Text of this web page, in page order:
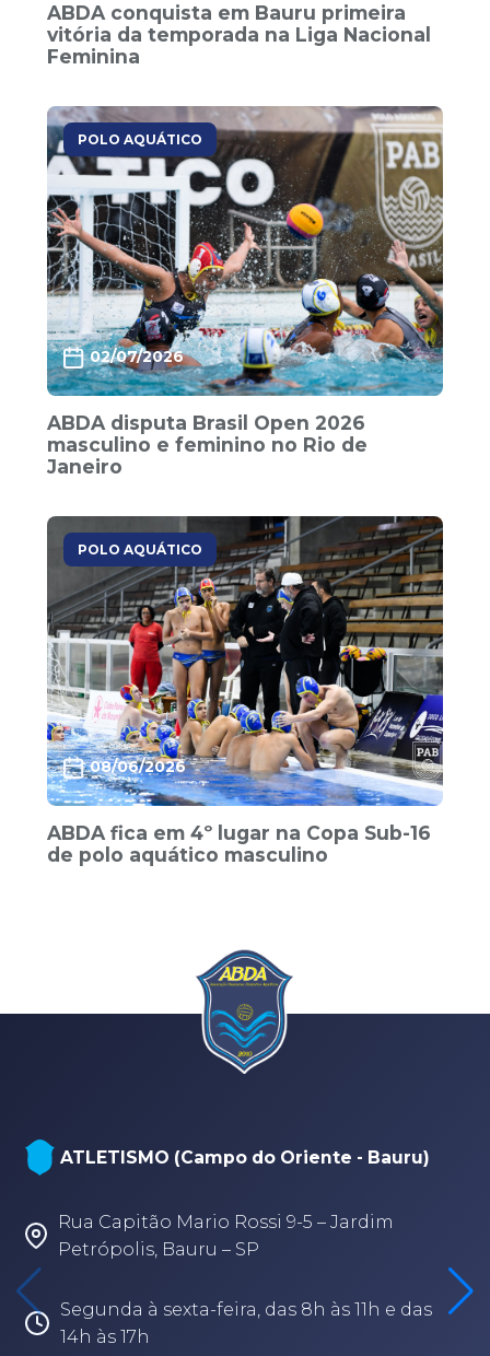
ABDA conquista em Bauru primeira
vitória da temporada na Liga Nacional
Feminina
POLO AQUÁTICO
02/07/2026
ABDA disputa Brasil Open 2026
masculino e feminino no Rio de
Janeiro
POLO AQUÁTICO
08/06/2026
ABDA fica em 4º lugar na Copa Sub-16
de polo aquático masculino
ATLETISMO (Campo do Oriente - Bauru)
Rua Capitão Mario Rossi 9-5 – Jardim
Petrópolis, Bauru – SP
Segunda à sexta-feira, das 8h às 11h e das
14h às 17h